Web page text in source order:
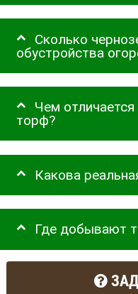
Сколько
обустройства
Чем
торф?
Какова
Где добывают